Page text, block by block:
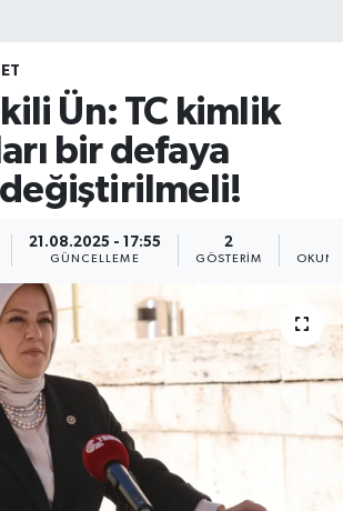
Ün: TC kimlik
bir defaya
değiştirilmeli!
21.08.2025 - 17:55
GÜNCELLEME
2
GÖSTERIM